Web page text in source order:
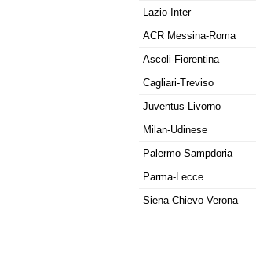
Lazio-Inter
ACR Messina-Roma
Ascoli-Fiorentina
Cagliari-Treviso
Juventus-Livorno
Milan-Udinese
Palermo-Sampdoria
Parma-Lecce
Siena-Chievo Verona